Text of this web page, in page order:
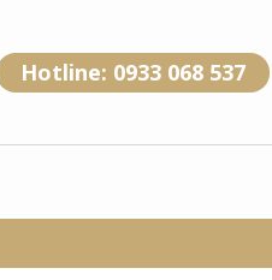
Hotline: 0933 068 537